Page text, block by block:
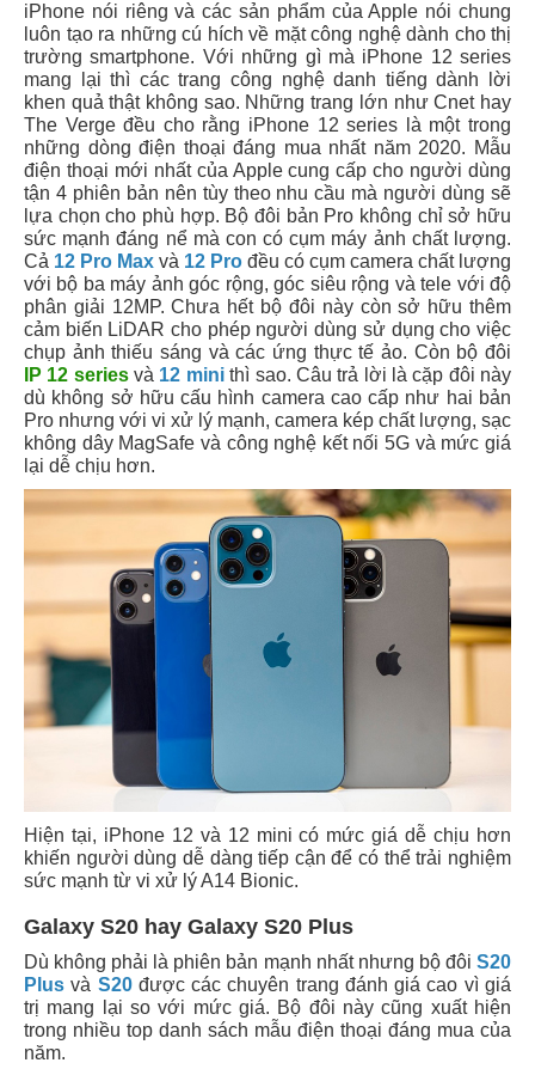
iPhone nói riêng và các sản phẩm của Apple nói chung
luôn tạo ra những cú hích về mặt công nghệ dành cho thị
trường smartphone. Với những gì mà iPhone 12 series
mang lại thì các trang công nghệ danh tiếng dành lời
khen quả thật không sao. Những trang lớn như Cnet hay
The Verge đều cho rằng iPhone 12 series là một trong
những dòng điện thoại đáng mua nhất năm 2020. Mẫu
điện thoại mới nhất của Apple cung cấp cho người dùng
tận 4 phiên bản nên tùy theo nhu cầu mà người dùng sẽ
lựa chọn cho phù hợp. Bộ đôi bản Pro không chỉ sở hữu
sức mạnh đáng nể mà con có cụm máy ảnh chất lượng.
Cả 12 Pro Max và 12 Pro đều có cụm camera chất lượng
với bộ ba máy ảnh góc rộng, góc siêu rộng và tele với độ
phân giải 12MP. Chưa hết bộ đôi này còn sở hữu thêm
cảm biến LiDAR cho phép người dùng sử dụng cho việc
chụp ảnh thiếu sáng và các ứng thực tế ảo. Còn bộ đôi
IP 12 seriesvà 12 minithì sao. Câu trả lời là cặp đôi này
dù không sở hữu cấu hình camera cao cấp như hai bản
Pro nhưng với vi xử lý mạnh, camera kép chất lượng, sạc
không dây MagSafe và công nghệ kết nối 5G và mức giá
lại dễ chịu hơn.
Hiện tại, iPhone 12 và 12 mini có mức giá dễ chịu hơn
khiến người dùng dễ dàng tiếp cận để có thể trải nghiệm
sức mạnh từ vi xử lý A14 Bionic.
Galaxy S20 hay Galaxy S20 Plus
Dù không phải là phiên bản mạnh nhất nhưng bộ đôi S20
Plus và S20được các chuyên trang đánh giá cao vì giá
trị mang lại so với mức giá. Bộ đôi này cũng xuất hiện
trong nhiều top danh sách mẫu điện thoại đáng mua của
năm.